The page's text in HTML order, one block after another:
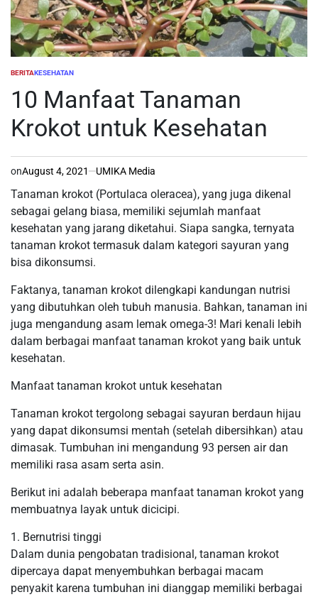
POSTED
BERITAKESEHATAN
10 Manfaat Tanaman
Krokot untuk Kesehatan
onAugust 4, 2021 UMIKA Media
Tanaman krokot (Portulaca oleracea), yang juga dikenal
sebagai gelang biasa, memiliki sejumlah manfaat
kesehatan yang jarang diketahui. Siapa sangka, ternyata
tanaman krokot termasuk dalam kategori sayuran yang
bisa dikonsumsi.
Faktanya, tanaman krokot dilengkapi kandungan nutrisi
yang dibutuhkan oleh tubuh manusia. Bahkan, tanaman ini
juga mengandung asam lemak omega-3! Mari kenali lebih
dalam berbagai manfaat tanaman krokot yang baik untuk
kesehatan.
Manfaat tanaman krokot untuk kesehatan
Tanaman krokot tergolong sebagai sayuran berdaun hijau
yang dapat dikonsumsi mentah (setelah dibersihkan) atau
dimasak. Tumbuhan ini mengandung 93 persen air dan
memiliki rasa asam serta asin.
Berikut ini adalah beberapa manfaat tanaman krokot yang
membuatnya layak untuk dicicipi.
1. Bernutrisi tinggi
Dalam dunia pengobatan tradisional, tanaman krokot
dipercaya dapat menyembuhkan berbagai macam
penyakit karena tumbuhan ini dianggap memiliki berbagai